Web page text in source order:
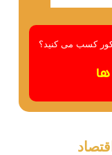
کسب می کنید؟
ها